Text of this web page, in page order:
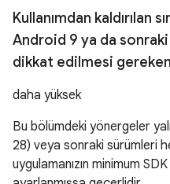
Kullanımdan kaldırılan
Android 9 ya da
dikkat edilmesi
daha yüksek
Bu bölümdeki yönergeler
28) veya sonraki sürümleri
uygulamanızın minimum